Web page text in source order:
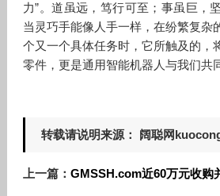
力”。道虽远，笃行可至；事虽巨，
当灵巧手能像人手一样，在纷繁复杂
个又一个具体任务时，它所触及的，
零件，更是通用智能机器人与我们共
转载请说明来源： 阔聪网
上一篇： GMSSH.com近60万元收购